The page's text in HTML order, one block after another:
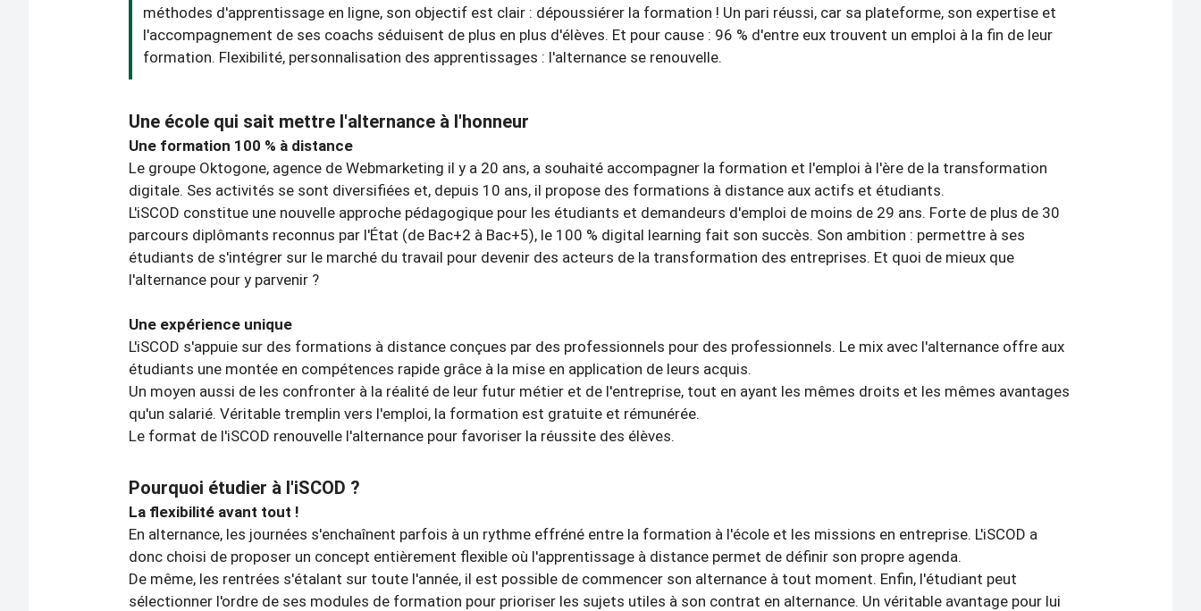
méthodes d'apprentissage en ligne, son objectif est clair : dépoussiérer la formation ! Un pari réussi, car sa plateforme, son expertise et
l'accompagnement de ses coachs séduisent de plus en plus d'élèves. Et pour cause : 96 % d'entre eux trouvent un emploi à la fin de leur
formation. Flexibilité, personnalisation des apprentissages : l'alternance se renouvelle.
Une école qui sait mettre l'alternance à l'honneur
Une formation 100 % à distance
Le groupe Oktogone, agence de Webmarketing il y a 20 ans, a souhaité accompagner la formation et l'emploi à l'ère de la transformation
digitale. Ses activités se sont diversifiées et, depuis 10 ans, il propose des formations à distance aux actifs et étudiants.
L'iSCOD constitue une nouvelle approche pédagogique pour les étudiants et demandeurs d'emploi de moins de 29 ans. Forte de plus de 30
parcours diplômants reconnus par l'État (de Bac+2 à Bac+5), le 100 % digital learning fait son succès. Son ambition : permettre à ses
étudiants de s'intégrer sur le marché du travail pour devenir des acteurs de la transformation des entreprises. Et quoi de mieux que
l'alternance pour y parvenir ?
Une expérience unique
L'iSCOD s'appuie sur des formations à distance conçues par des professionnels pour des professionnels. Le mix avec l'alternance offre aux
étudiants une montée en compétences rapide grâce à la mise en application de leurs acquis.
Un moyen aussi de les confronter à la réalité de leur futur métier et de l'entreprise, tout en ayant les mêmes droits et les mêmes avantages
qu'un salarié. Véritable tremplin vers l'emploi, la formation est gratuite et rémunérée.
Le format de l'iSCOD renouvelle l'alternance pour favoriser la réussite des élèves.
Pourquoi étudier à l'iSCOD ?
La flexibilité avant tout !
En alternance, les journées s'enchaînent parfois à un rythme effréné entre la formation à l'école et les missions en entreprise. L'iSCOD a
donc choisi de proposer un concept entièrement flexible où l'apprentissage à distance permet de définir son propre agenda.
De même, les rentrées s'étalant sur toute l'année, il est possible de commencer son alternance à tout moment. Enfin, l'étudiant peut
sélectionner l'ordre de ses modules de formation pour prioriser les sujets utiles à son contrat en alternance. Un véritable avantage pour lui